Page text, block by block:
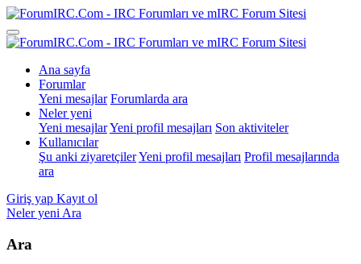
Ana sayfa
Forumlar
Yeni mesajlar Forumlarda ara
Neler yeni
Yeni mesajlarYeni profil mesajları Son aktiviteler
Kullanıcılar
Şu anki ziyaretçilerYeni profil mesajları Profil mesajlarında
ara
Giriş yap Kayıt ol
Neler yeni Ara
Ara